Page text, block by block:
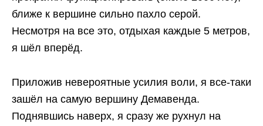
ближе к вершине сильно пахло серой.
Несмотря на все это, отдыхая каждые 5 метров,
я шёл вперёд.
Приложив невероятные усилия воли, я все-таки
зашёл на самую вершину Демавенда.
Поднявшись наверх, я сразу же рухнул на